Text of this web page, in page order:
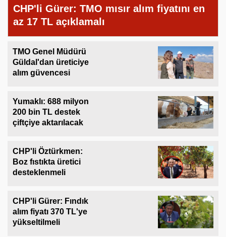
CHP'li Gürer: TMO mısır alım fiyatını en
az 17 TL açıklamalı
TMO Genel Müdürü
Güldal'dan üreticiye
alım güvencesi
Yumaklı: 688 milyon
200 bin TL destek
çiftçiye aktarılacak
CHP'li Öztürkmen:
Boz fıstıkta üretici
desteklenmeli
CHP'li Gürer: Fındık
alım fiyatı 370 TL'ye
yükseltilmeli